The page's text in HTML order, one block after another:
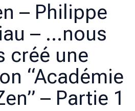
– Philippe
– …nous
créé une
“Académie
– Partie 1